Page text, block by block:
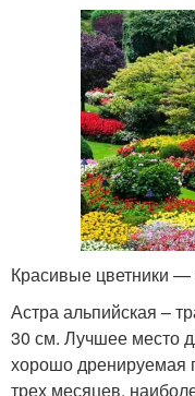
Красивые цветники —
Астра альпийская –
30 см. Лучшее место
хорошо дренируемая
трех месяцев,